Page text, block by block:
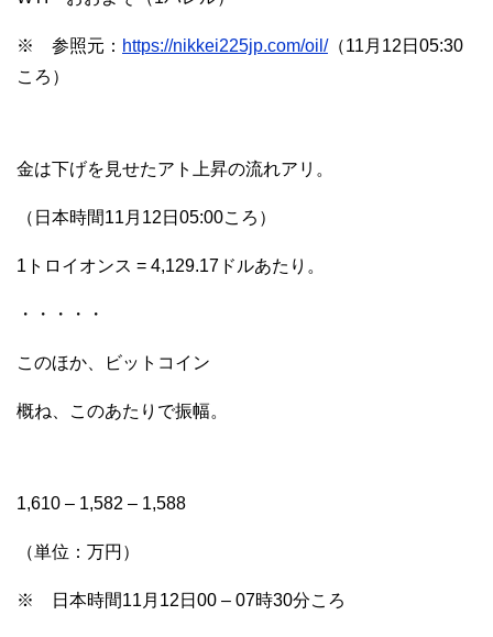
※ 参照元： https://nikkei225jp.com/oil/（11月12日05:30
ころ）
金は下げを見せたアト上昇の流れアリ。
（日本時間11月12日05:00ころ）
1トロイオンス = 4,129.17ドルあたり。
・・・・・
このほか、ビットコイン
概ね、このあたりで振幅。
1,610 – 1,582 – 1,588
（単位：万円）
※ 日本時間11月12日00 – 07時30分ころ